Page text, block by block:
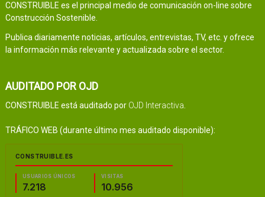
CONSTRUIBLE es el principal medio de comunicación on-line sobre
Construcción Sostenible.
Publica diariamente noticias, artículos, entrevistas, TV, etc. y ofrece
la información más relevante y actualizada sobre el sector.
AUDITADO POR OJD
CONSTRUIBLE está auditado por OJD Interactiva
TRÁFICO WEB (durante último mes auditado disponible):